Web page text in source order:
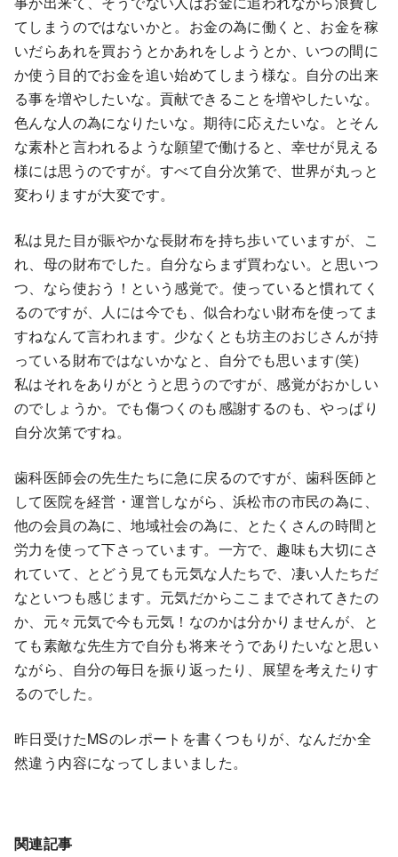
てしまうのではないかと。お金の為に働くと、お金を稼
いだらあれを買おうとかあれをしようとか、いつの間に
か使う目的でお金を追い始めてしまう様な。自分の出来
る事を増やしたいな。貢献できることを増やしたいな。
色んな人の為になりたいな。期待に応えたいな。とそん
な素朴と言われるような願望で働けると、幸せが見える
様には思うのですが。すべて自分次第で、世界が丸っと
変わりますが大変です。
私は見た目が賑やかな長財布を持ち歩いていますが、こ
れ、母の財布でした。自分ならまず買わない。と思いつ
つ、なら使おう！という感覚で。使っていると慣れてく
るのですが、人には今でも、似合わない財布を使ってま
すねなんて言われます。少なくとも坊主のおじさんが持
っている財布ではないかなと、自分でも思います(笑)
私はそれをありがとうと思うのですが、感覚がおかしい
のでしょうか。でも傷つくのも感謝するのも、やっぱり
自分次第ですね。
歯科医師会の先生たちに急に戻るのですが、歯科医師と
して医院を経営・運営しながら、浜松市の市民の為に、
他の会員の為に、地域社会の為に、とたくさんの時間と
労力を使って下さっています。一方で、趣味も大切にさ
れていて、とどう見ても元気な人たちで、凄い人たちだ
なといつも感じます。元気だからここまでされてきたの
か、元々元気で今も元気！なのかは分かりませんが、と
ても素敵な先生方で自分も将来そうでありたいなと思い
ながら、自分の毎日を振り返ったり、展望を考えたりす
るのでした。
昨日受けたMSのレポートを書くつもりが、なんだか全
然違う内容になってしまいました。
関連記事